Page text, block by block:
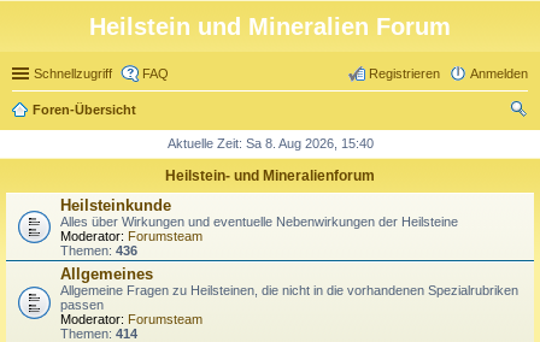
Heilstein und Mineralien Forum
Schnellzugriff FAQ Anmelden
Registrieren
Foren-Übersicht
Aktuelle Zeit: Sa 8. Aug 2026, 15:40
Heilstein- und Mineralienforum
Heilsteinkunde
Alles über Wirkungen und eventuelle Nebenwirkungen der Heilsteine
Moderator: Forumsteam
Themen: 436
Allgemeines
Allgemeine Fragen zu Heilsteinen, die nicht in die vorhandenen Spezialrubriken
passen
Moderator: Forumsteam
Themen: 414